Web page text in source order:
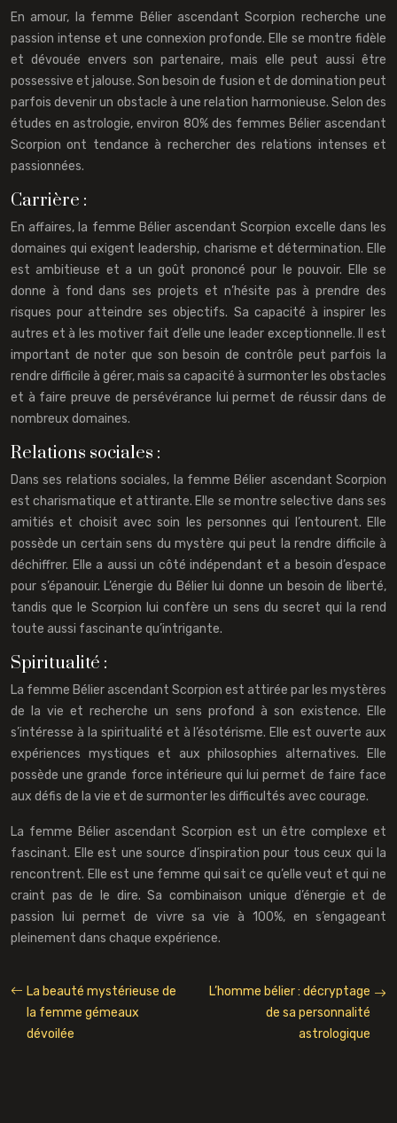
En amour, la femme Bélier ascendant Scorpion recherche une
passion intense et une connexion profonde. Elle se montre fidèle
et dévouée envers son partenaire, mais elle peut aussi être
possessive et jalouse. Son besoin de fusion et de domination peut
parfois devenir un obstacle à une relation harmonieuse. Selon des
études en astrologie, environ 80% des femmes Bélier ascendant
Scorpion ont tendance à rechercher des relations intenses et
passionnées.
Carrière :
En affaires, la femme Bélier ascendant Scorpion excelle dans les
domaines qui exigent leadership, charisme et détermination. Elle
est ambitieuse et a un goût prononcé pour le pouvoir. Elle se
donne à fond dans ses projets et n’hésite pas à prendre des
risques pour atteindre ses objectifs. Sa capacité à inspirer les
autres et à les motiver fait d’elle une leader exceptionnelle. Il est
important de noter que son besoin de contrôle peut parfois la
rendre difficile à gérer, mais sa capacité à surmonter les obstacles
et à faire preuve de persévérance lui permet de réussir dans de
nombreux domaines.
Relations sociales :
Dans ses relations sociales, la femme Bélier ascendant Scorpion
est charismatique et attirante. Elle se montre selective dans ses
amitiés et choisit avec soin les personnes qui l’entourent. Elle
possède un certain sens du mystère qui peut la rendre difficile à
déchiffrer. Elle a aussi un côté indépendant et a besoin d’espace
pour s’épanouir. L’énergie du Bélier lui donne un besoin de liberté,
tandis que le Scorpion lui confère un sens du secret qui la rend
toute aussi fascinante qu’intrigante.
Spiritualité :
La femme Bélier ascendant Scorpion est attirée par les mystères
de la vie et recherche un sens profond à son existence. Elle
s’intéresse à la spiritualité et à l’ésotérisme. Elle est ouverte aux
expériences mystiques et aux philosophies alternatives. Elle
possède une grande force intérieure qui lui permet de faire face
aux défis de la vie et de surmonter les difficultés avec courage.
La femme Bélier ascendant Scorpion est un être complexe et
fascinant. Elle est une source d’inspiration pour tous ceux qui la
rencontrent. Elle est une femme qui sait ce qu’elle veut et qui ne
craint pas de le dire. Sa combinaison unique d’énergie et de
passion lui permet de vivre sa vie à 100%, en s’engageant
pleinement dans chaque expérience.
La beauté mystérieuse de
la femme gémeaux
dévoilée
L’homme bélier : décryptage
de sa personnalité
astrologique